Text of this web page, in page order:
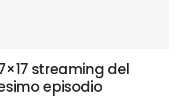
streaming del
episodio